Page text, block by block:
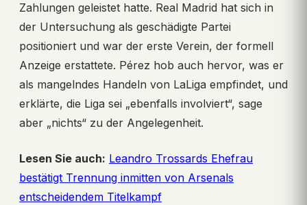
Zahlungen geleistet hatte. Real Madrid hat sich in
der Untersuchung als geschädigte Partei
positioniert und war der erste Verein, der formell
Anzeige erstattete. Pérez hob auch hervor, was er
als mangelndes Handeln von LaLiga empfindet, und
erklärte, die Liga sei „ebenfalls involviert“, sage
aber „nichts“ zu der Angelegenheit.
Lesen Sie auch: Leandro Trossards Ehefrau
bestätigt Trennung inmitten von Arsenals
entscheidendem Titelkampf